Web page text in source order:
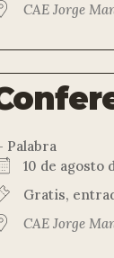
CAE Jorge
Palabra
10 de agosto
Gratis,
CAE Jorge